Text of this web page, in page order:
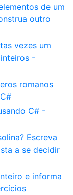
de um
outro
vezes um
-
romanos
C# -
Escreva
a se decidir
e informa